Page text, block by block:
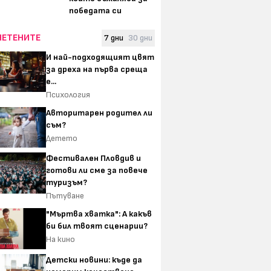
победата си
7 дни 30 дни
И най-подходящият цвят
за дреха на първа среща
е...
Психология
Авторитарен родител ли
съм?
Детето
Фестивален Пловдив и
готови ли сме за повече
туризъм?
Пътуване
"Мъртва хватка": А какъв
би бил твоят сценарии?
На кино
Детски новини: къде да